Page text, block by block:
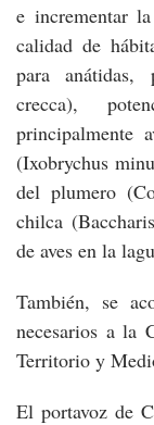
e incrementar
calidad de
para anátidas,
crecca),
principalmente
(Ixobrychus
del plumero
chilca
de aves en la
También, se
necesarios a la
Territorio y
El portavoz de